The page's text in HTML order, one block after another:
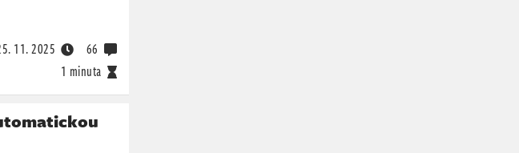
1 minuta
11. 2025 66